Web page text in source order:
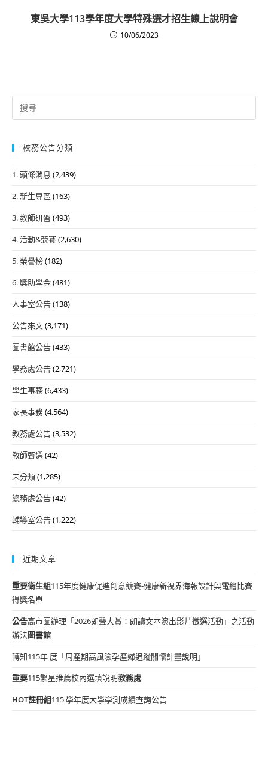
東吳大學113學年度大學特殊選才招生線上說明會
10/06/2023
Search
for:
校務公告分類
1. 頭條消息 (2,439)
2. 新生專區 (163)
3. 教師研習 (493)
4. 活動&競賽(2,630)
5. 榮譽榜(182)
6. 獎助學金(481)
人事室公告(138)
公告來文(3,171)
圖書館公告(433)
學務處公告(2,721)
學生事務(6,433)
家長事務(4,564)
教務處公告(3,532)
教師甄選(42)
未分類(1,285)
總務處公告(42)
輔導室公告(1,222)
近期文章
重要衛生組115年度健康促進創意競賽-健康新視界海報設計與電繪比賽
得獎名單
公告高市圖辦理「2026朗聲大賞：朗讀文本演出影片徵選活動」之活動
辦法圖書館
轉知115年 度「周產期高風險孕產婦追蹤關懷計畫說明」
重要115繁星推薦校內選填說明教務處
HOT註冊組115 學年度大學學測成績查詢公告